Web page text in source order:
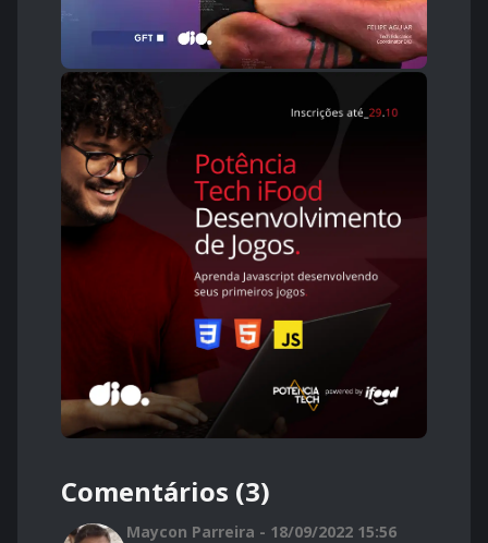
Comentários (3)
Maycon Parreira - 18/09/2022 15:56